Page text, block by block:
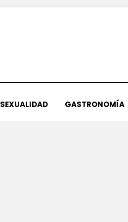
SEXUALIDAD GASTRONOMÍA